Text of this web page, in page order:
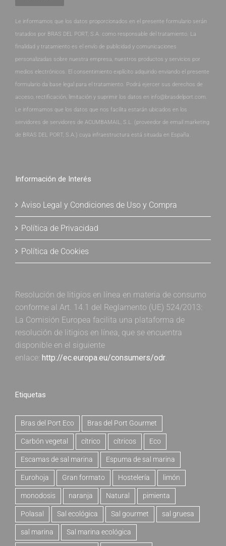
Le informamos que los datos proporcionados en el presente formulario serán
tratados por BRAS DEL PORT, S.A. como responsable del tratamiento. La
finalidad y tratamiento es el envío de publicidad y comunicaciones
personalizadas sobre nuestra empresa, nuestros productos y servicios por
medios electrónicos. El consentimiento explícito adquirido enviando el presente
formulario da base legal para el tratamiento. Podrá ejercer sus derechos de
acceso, rectificación, limitación y suprimir los datos en info@brasdelport.com.
Le informamos que los datos que nos facilita estarán ubicados en los
servidores de servidores de ACUMBAMAIL, S.L. (proveedor de email marketing
de BRAS DEL PORT, S.A.) cuya infraestructura está situada en España.
Información de Interés
Aviso Legal y Condiciones de Uso y Compra
Política de Privacidad
Política de Cookies
Resolución de litigios en línea en materia de consumo
conforme al Art. 14.1 del Reglamento (UE) 524/2013:
La Comisión Europea facilita una plataforma de
resolución de litigios en línea, que se encuentra
disponible en el siguiente
enlace: http://ec.europa.eu/consumers/odr.
Etiquetas
Bras del Port Eco Bras del Port Gourmet
Carbón vegetal cítrico cítricos Eco
Escamas de sal marina Espuma de sal marina
Eurohoja Gran formato Hostelería limón
monodosis naranja Natural pimienta
Polasal Sal ecológica Sal gourmet sal gruesa
sal marina Sal marina ecológica